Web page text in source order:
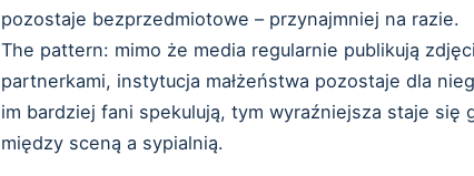
pozostaje bezprzedmiotowe – przynajmniej na razie.
The pattern: mimo że media regularnie publikują
partnerkami, instytucja małżeństwa pozostaje dla
im bardziej fani spekulują, tym wyraźniejsza staje się
między sceną a sypialnią.